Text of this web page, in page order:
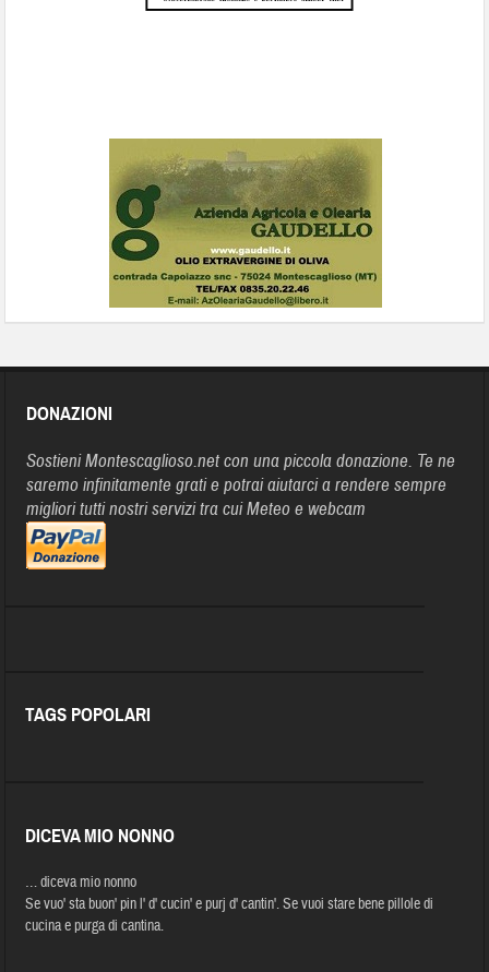
DONAZIONI
Sostieni Montescaglioso.net con una piccola donazione. Te ne
saremo infinitamente grati e potrai aiutarci a rendere sempre
migliori tutti nostri servizi tra cui Meteo e webcam
TAGS POPOLARI
DICEVA MIO NONNO
… diceva mio nonno
Se vuo' sta buon' pin l' d' cucin' e purj d' cantin'. Se vuoi stare bene pillole di
cucina e purga di cantina.